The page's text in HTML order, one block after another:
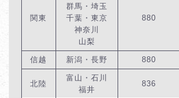
関東
群馬・埼玉
千葉・東京
神奈川
山梨
880
信越 新潟・長野 880
北陸
富山・石川
福井
836